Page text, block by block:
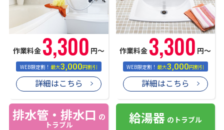
作業料金 3,300 円〜
WEB限定割！最大3,000円割引
詳細はこちら
作業料金 3,300 円〜
WEB限定割！最大3,000円割引
詳細はこちら
排水管・排水口 の
トラブル
給湯器 のトラブル